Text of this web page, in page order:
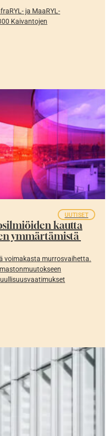
ja MaaRYL-
Kaivantojen
UUTISET
kautta
ymmärtämistä
voimakasta murrosvaihetta.